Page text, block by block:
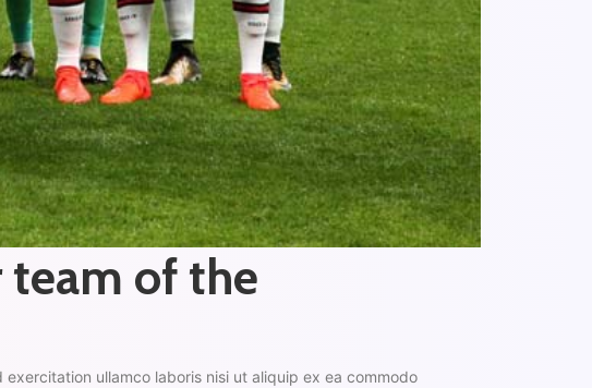
team of the
ullamco laboris nisi ut aliquip ex ea commodo